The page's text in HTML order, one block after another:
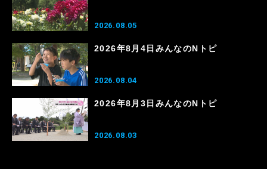
2026.08.05
2026年8月4日みんなのNトピ
2026.08.04
2026年8月3日みんなのNトピ
2026.08.03